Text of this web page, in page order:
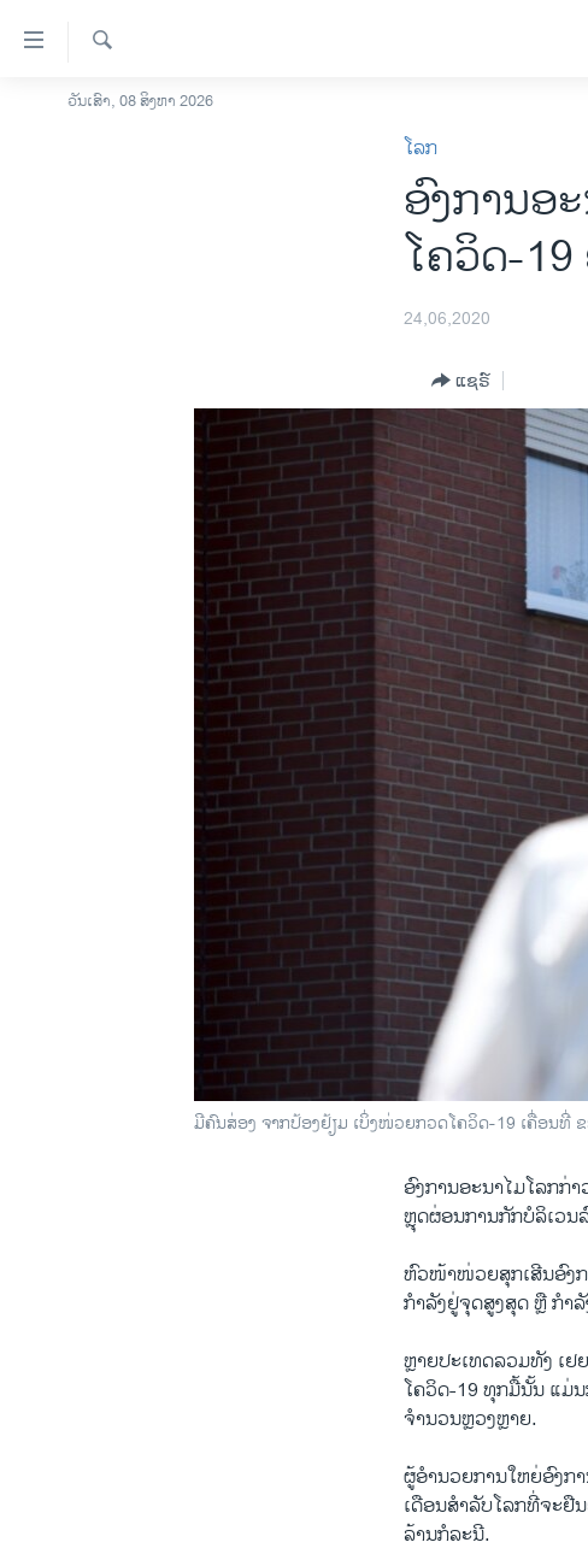
ລິ້ງ
ສຳຫລັບ
ໂຮມເພຈ
ອິດສະຫຼະພາບດ້ານການຂ່າວ
ວິທະຍາສາດ-ເທັກໂນໂລຈີ
ຄົ້ນຫາ
ວັນເສົາ, 08 ສິງຫາ 2026
ໂລກ
ອົງການອ
ໂຄວິດ-
24,06,2020
ແຊຣ໌
ມີຄົນສ່ອງ ຈາກປ້ອງຢ້ຽມ ເບິ່ງໜ່ວຍກວດໂຄວິດ-19 ເຄື່ອນທີ່
ອົງການອະນາໄມໂລກກ່
ຫຼຸດຜ່ອນການກັກບໍລິເວນ
ຫົວໜ້າໜ່ວຍສຸກເສີນອົງກ
ກຳລັງຢູ່ຈຸດສູງສຸດ ຫຼື ກຳ
ຫຼາຍປະເທດລວມທັງ ເຢ
ໂຄວິດ-19 ທຸກມື້ນັ້ນ ແມ່
ຈຳນວນຫຼວງຫຼາຍ.
ຜູ້ອຳນວຍການໃຫຍ່ອົງກ
ເດືອນສຳລັບໂລກທີ່ຈະຢື
ລ້ານກໍລະນີ.